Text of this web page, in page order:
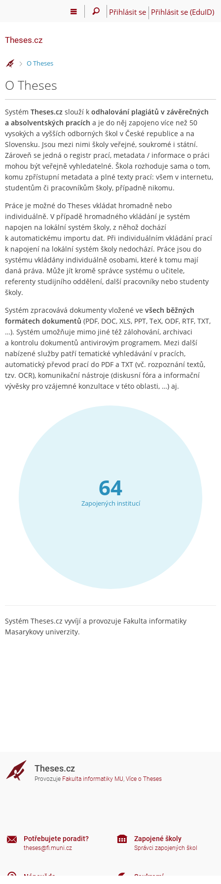
Přihlásit se Přihlásit se (EduID)
Theses.cz
>
O Theses
O Theses
Systém Theses.cz slouží k odhalování plagiátů v závěrečných
a absolventských pracích a je do něj zapojeno více než 50
vysokých a vyšších odborných škol v České republice a na
Slovensku. Jsou mezi nimi školy veřejné, soukromé i státní.
Zároveň se jedná o registr prací, metadata / informace o práci
mohou být veřejně vyhledatelné. Škola rozhoduje sama o tom,
komu zpřístupní metadata a plné texty prací: všem v internetu,
studentům či pracovníkům školy, případně nikomu.
Práce je možné do Theses vkládat hromadně nebo
individuálně. V případě hromadného vkládání je systém
napojen na lokální systém školy, z něhož dochází
k automatickému importu dat. Při individuálním vkládání prací
k napojení na lokální systém školy nedochází. Práce jsou do
systému vkládány individuálně osobami, které k tomu mají
daná práva. Může jít kromě správce systému o učitele,
referenty studijního oddělení, další pracovníky nebo studenty
školy.
Systém zpracovává dokumenty vložené ve všech běžných
formátech dokumentů (PDF, DOC, XLS, PPT, TeX, ODF, RTF, TXT,
…). Systém umožňuje mimo jiné též zálohování, archivaci
a kontrolu dokumentů antivirovým programem. Mezi další
nabízené služby patří tematické vyhledávání v pracích,
automatický převod prací do PDF a TXT (vč. rozpoznání textů,
tzv. OCR), komunikační nástroje (diskusní fóra a informační
vývěsky pro vzájemné konzultace v této oblasti, …) aj.
64
Zapojených institucí
Systém Theses.cz vyvíjí a provozuje Fakulta informatiky
Masarykovy univerzity.
Theses.cz
Provozuje Fakulta informatiky MU, Více o Theses
Potřebujete poradit?
theses@fi.muni.cz
Nápověda
Zapojené školy
Správci zapojených škol
Soukromí